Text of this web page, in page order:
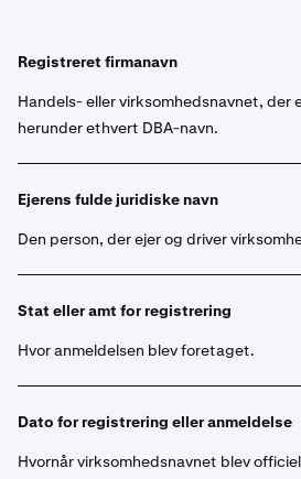
Registreret firmanavn
Handels- eller virksomhedsnavnet, der
herunder ethvert DBA-navn.
Ejerens fulde juridiske navn
Den person, der ejer og driver
Stat eller amt for registrering
Hvor anmeldelsen blev foretaget.
Dato for registrering eller anmeldelse
Hvornår virksomhedsnavnet blev